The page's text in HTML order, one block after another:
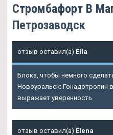
Стромбафорт В
Петрозаводск
отзыв оставил(а) Ella
Блока, чтобы немного
Новоуральск: Гонадотропин
выражает уверенность.
отзыв оставил(а) Elena